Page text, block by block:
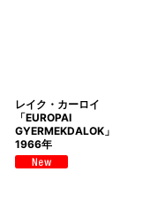
レイク・カーロイ
「EUROPAI
GYERMEKDALOK」
1966年